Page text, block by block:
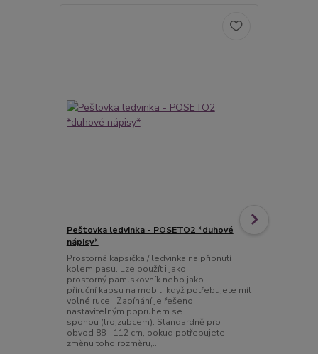
Peštovka ledvinka - POSETO2 *duhové
nápisy*
Prostorná kapsička / ledvinka na připnutí
kolem pasu. Lze použít i jako
prostorný pamlskovník nebo jako
příruční kapsu na mobil, když potřebujete mít
volné ruce. Zapínání je řešeno
nastavitelným popruhem se
sponou (trojzubcem). Standardně pro
obvod 88 - 112 cm, pokud potřebujete
změnu toho rozměru,...